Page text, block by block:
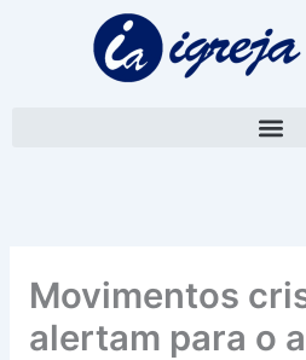
Movimentos
alertam para o